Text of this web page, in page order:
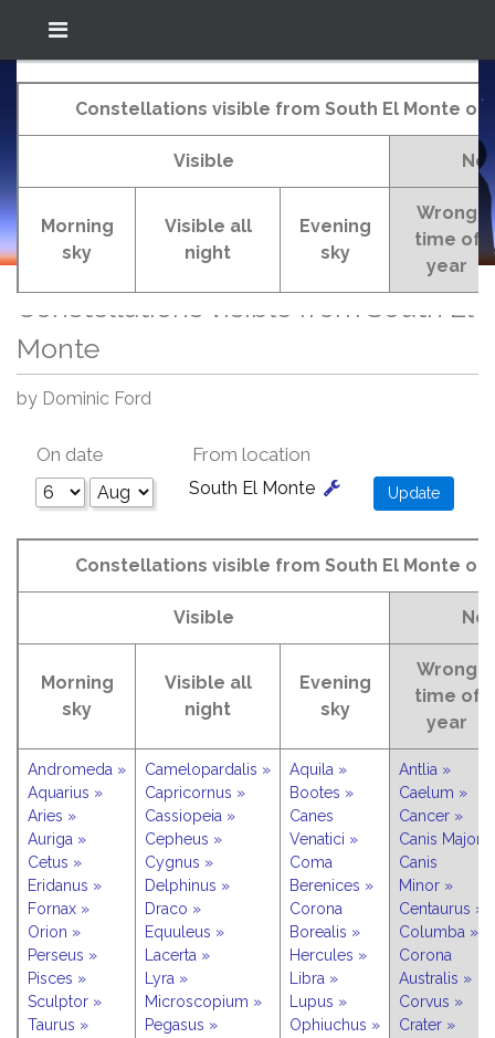
In-The-Sky.org
Location: South El Monte
(34.05°N; 118.05°W)
Constellations visible from South El Monte
Home Your Sky Constellations List
Constellations visible from South El
Monte
by Dominic Ford
On date From location
South El Monte
Constellations visible from South El Monte on
Visible
Morning
sky
Visible all
night
Evening
sky
Wrong
time of
year
Constellations visible from South El Monte on
Visible
Morning
sky
Visible all
night
Evening
sky
Wrong
time of
year
Andromeda »
Aquarius »
Aries »
Auriga »
Cetus »
Eridanus »
Fornax »
Orion »
Perseus »
Pisces »
Sculptor »
Taurus »
Camelopardalis »
Capricornus »
Cassiopeia »
Cepheus »
Cygnus »
Delphinus »
Draco »
Equuleus »
Lacerta »
Lyra »
Microscopium »
Pegasus »
Aquila »
Bootes »
Canes
Venatici »
Coma
Berenices »
Corona
Borealis »
Hercules »
Libra »
Lupus »
Ophiuchus »
Antlia »
Caelum »
Cancer »
Canis Major »
Canis
Minor »
Centaurus »
Columba »
Corona
Australis »
Corvus »
Crater »